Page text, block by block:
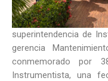
superintendencia de
gerencia
conmemorado por
Instrumentista, una